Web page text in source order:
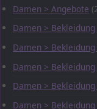
Damen > Angebote
Damen >
Damen >
Damen >
Damen >
Damen >